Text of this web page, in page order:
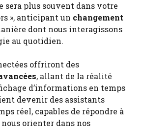
sera plus souvent dans votre
», anticipant un changement
dont nous interagissons
au quotidien.
offriront des
, allant de la réalité
d’informations en temps
devenir des assistants
réel, capables de répondre à
orienter dans nos